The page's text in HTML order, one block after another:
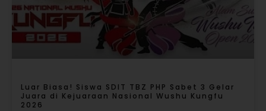
Luar Biasa! Siswa SDIT TBZ PHP Sabet 3 Gelar
Juara di Kejuaraan Nasional Wushu Kungfu
2026